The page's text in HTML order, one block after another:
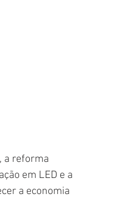
a reforma
em LED e a
a economia